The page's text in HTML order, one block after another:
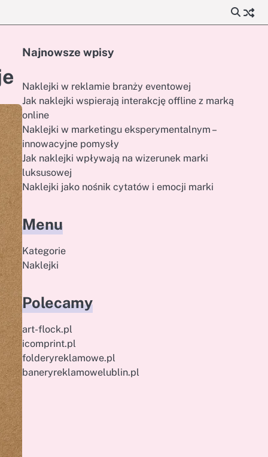
Najnowsze wpisy
Naklejki w reklamie branży eventowej
Jak naklejki wspierają interakcję offline z marką
online
Naklejki w marketingu eksperymentalnym –
innowacyjne pomysły
Jak naklejki wpływają na wizerunek marki
luksusowej
Naklejki jako nośnik cytatów i emocji marki
Menu
Kategorie
Naklejki
Polecamy
art-flock.pl
icomprint.pl
folderyreklamowe.pl
baneryreklamowelublin.pl